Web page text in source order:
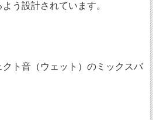
う設計されています。
ト音（ウェット）のミックスバ